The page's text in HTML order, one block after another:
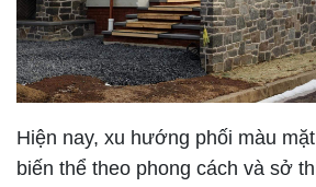
Hiện nay, xu hướng phối màu
biến thể theo phong cách và sở